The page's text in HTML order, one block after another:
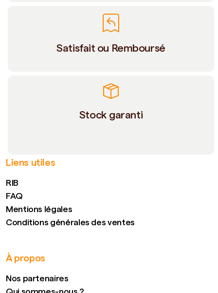
Satisfait ou Remboursé
Stock garanti
Liens utiles
RIB
FAQ
Mentions légales
Conditions générales des ventes
À propos
Nos partenaires